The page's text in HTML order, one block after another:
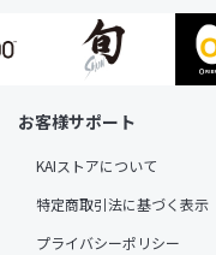
お客様サポート
KAIストアについて
特定商取引法に基づく表示
プライバシーポリシー